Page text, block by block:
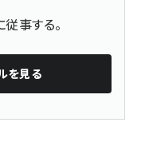
事する。
を見る